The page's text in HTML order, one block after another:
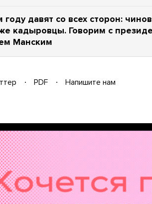
давят со всех сторон:
кадыровцы. Говорим с
Манским
PDF
Напишите нам